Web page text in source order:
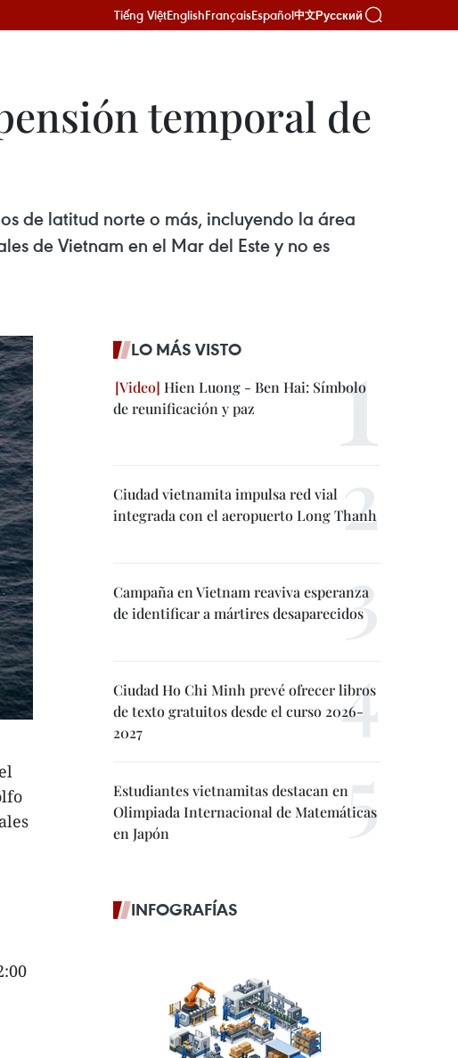
Tiếng ViệtEnglishFrançaisEspañol中文Русский
temporal de
de latitud norte o más, incluyendo la área
de Vietnam en el Mar del Este y no es
LO MÁS VISTO
Hien Luong - Ben Hai: Símbolo
de reunificación y paz
Ciudad vietnamita impulsa red vial
integrada con el aeropuerto Long Thanh
Campaña en Vietnam reaviva esperanza
de identificar a mártires desaparecidos
Ciudad Ho Chi Minh prevé ofrecer libros
de texto gratuitos desde el curso 2026-
2027
Estudiantes vietnamitas destacan en
Olimpiada Internacional de Matemáticas
en Japón
INFOGRAFÍAS